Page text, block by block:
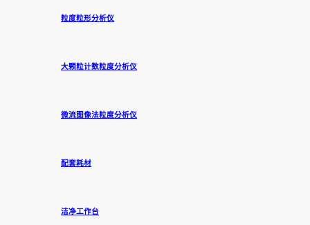
粒度粒形分析仪
大颗粒计数粒度分析仪
微流图像法粒度分析仪
配套耗材
洁净工作台